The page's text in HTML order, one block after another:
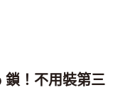
！不用裝第三